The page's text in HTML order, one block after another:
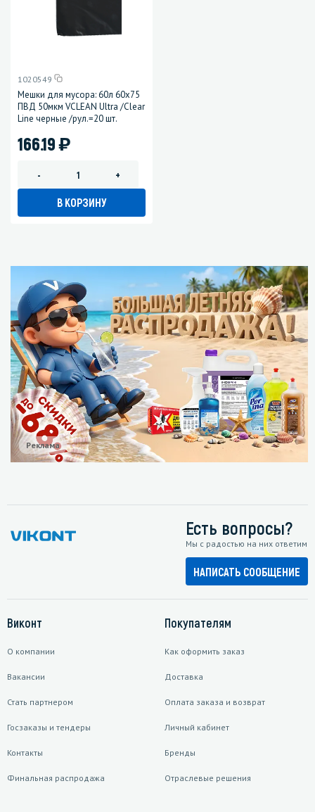
1020549
Мешки для мусора: 60л 60х75
ПВД 50мкм VCLEAN Ultra /Clear
Line черные /рул.=20 шт.
166.19)
- +
В КОРЗИНУ
Реклама
Есть вопросы?
Мы с радостью на них ответим
НАПИСАТЬ СООБЩЕНИЕ
Виконт
О компании
Вакансии
Стать партнером
Госзаказы и тендеры
Контакты
Финальная распродажа
Покупателям
Как оформить заказ
Доставка
Оплата заказа и возврат
Личный кабинет
Бренды
Отраслевые решения